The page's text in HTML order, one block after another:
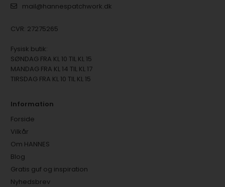
mail@hannespatchwork.dk
CVR: 27275265
Fysisk butik:
SØNDAG FRA KL 10 TIL KL 15
MANDAG FRA KL 14 TIL KL 17
TIRSDAG FRA KL 10 TIL KL 15
Information
Forside
Vilkår
Om HANNES
Blog
Gratis guf og inspiration
Nyhedsbrev